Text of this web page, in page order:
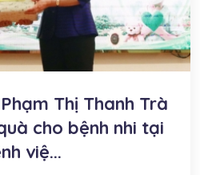
Thị Thanh Trà
cho bệnh nhi tại
việ...